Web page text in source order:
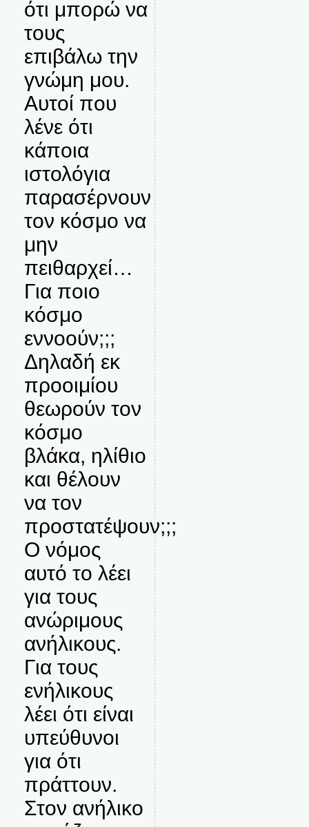
ότι μπορώ να
τους
επιβάλω την
γνώμη μου.
Αυτοί που
λένε ότι
κάποια
ιστολόγια
παρασέρνουν
τον κόσμο να
μην
πειθαρχεί…
Για ποιο
κόσμο
εννοούν;;;
Δηλαδή εκ
προοιμίου
θεωρούν τον
κόσμο
βλάκα, ηλίθιο
και θέλουν
να τον
προστατέψουν;;;
Ο νόμος
αυτό το λέει
για τους
ανώριμους
ανήλικους.
Για τους
ενήλικους
λέει ότι είναι
υπεύθυνοι
για ότι
πράττουν.
Στον ανήλικο